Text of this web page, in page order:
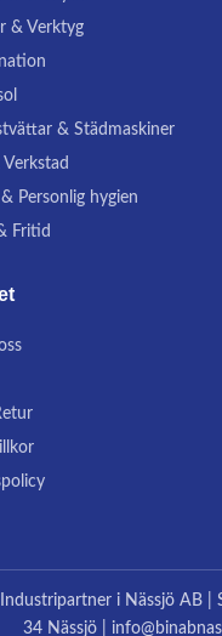
& Verktyg
& Städmaskiner
Verkstad
Personlig hygien
Fritid
i Nässjö AB |
34 Nässjö |